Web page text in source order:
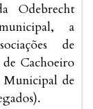
Odebrecht
a
de
Cachoeiro
de